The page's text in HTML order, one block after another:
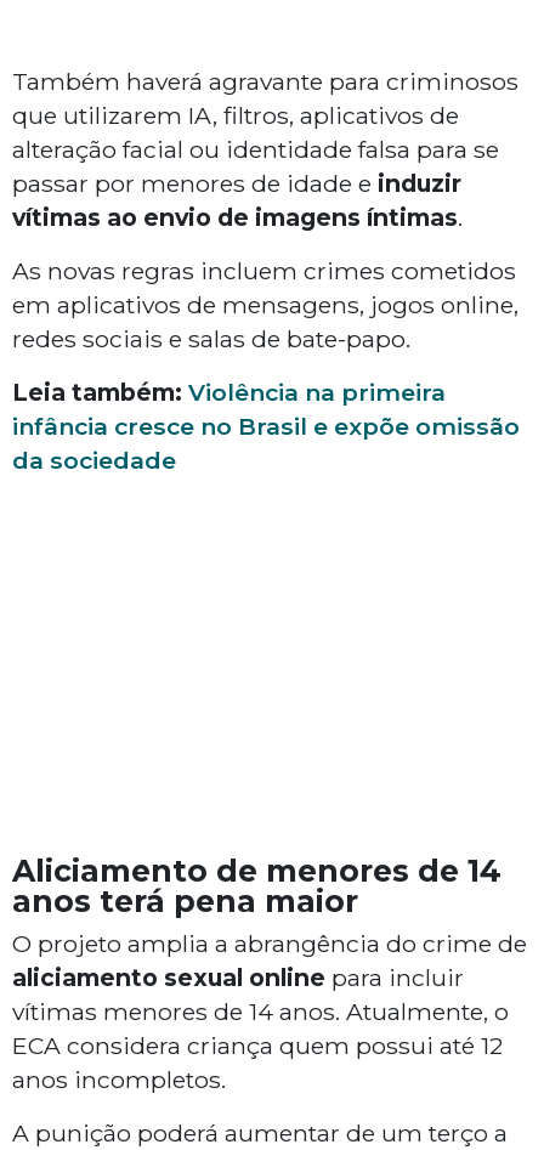
Também haverá agravante para criminosos
que utilizarem IA, filtros, aplicativos de
alteração facial ou identidade falsa para se
passar por menores de idade e induzir
vítimas ao envio de imagens íntimas.
As novas regras incluem crimes cometidos
em aplicativos de mensagens, jogos online,
redes sociais e salas de bate-papo.
Leia também: Violência na primeira
infância cresce no Brasil e expõe omissão
da sociedade
Aliciamento de menores de 14
anos terá pena maior
O projeto amplia a abrangência do crime de
aliciamento sexual online para incluir
vítimas menores de 14 anos. Atualmente, o
ECA considera criança quem possui até 12
anos incompletos.
A punição poderá aumentar de um terço a